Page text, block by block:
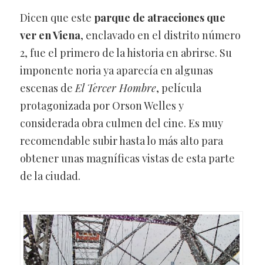
Dicen que este parque de atracciones que
ver en Viena, enclavado en el distrito número
2, fue el primero de la historia en abrirse. Su
imponente noria ya aparecía en algunas
escenas de El Tercer Hombre, película
protagonizada por Orson Welles y
considerada obra culmen del cine. Es muy
recomendable subir hasta lo más alto para
obtener unas magníficas vistas de esta parte
de la ciudad.